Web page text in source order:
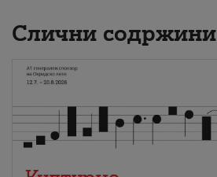
Слични содржини